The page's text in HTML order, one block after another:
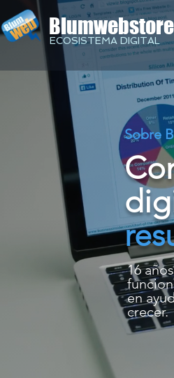
Blumwebstore
ECOSISTEMA DIGITAL
Sobre
16
en
crecer.